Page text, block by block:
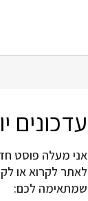
עדכונים
אני מעלה פוסט
לאתר לקרוא או
שמתאימה לכם: